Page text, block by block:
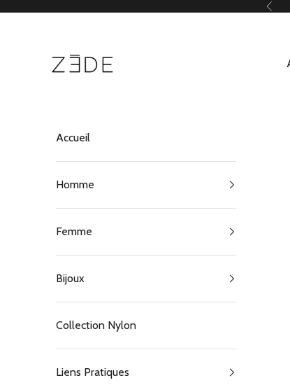
Accueil
Homme
Femme
Bijoux
Collection Nylon
Liens Pratiques